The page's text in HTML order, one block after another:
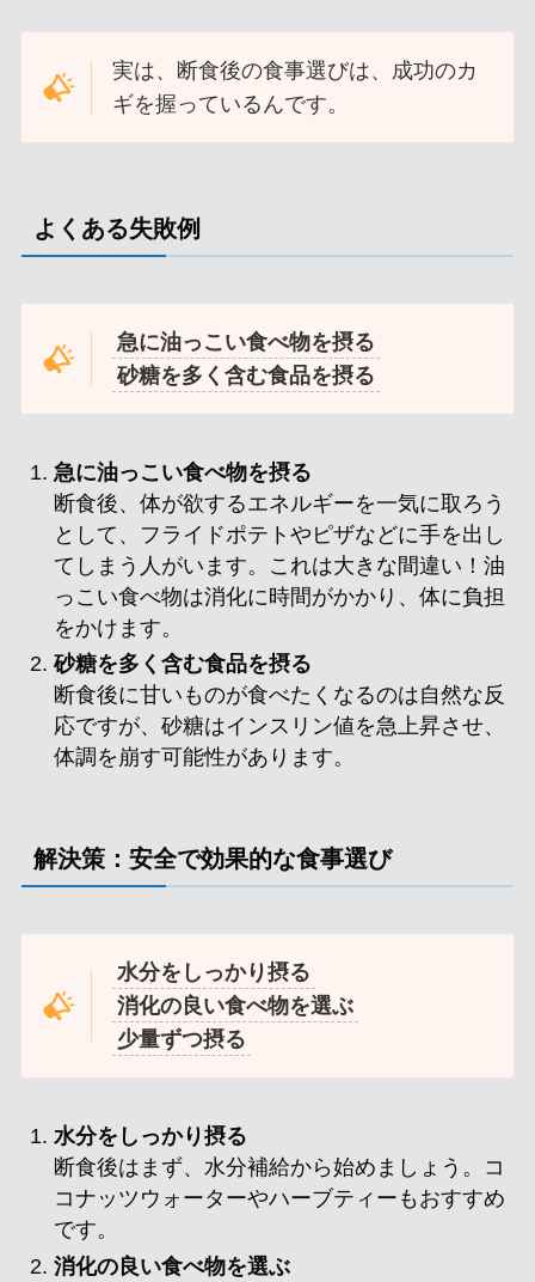
実は、断食後の食事選びは、成功のカ
ギを握っているんです。
よくある失敗例
急に油っこい食べ物を摂る
砂糖を多く含む食品を摂る
急に油っこい食べ物を摂る
断食後、体が欲するエネルギーを一気に取ろう
として、フライドポテトやピザなどに手を出し
てしまう人がいます。これは大きな間違い！油
っこい食べ物は消化に時間がかかり、体に負担
をかけます。
砂糖を多く含む食品を摂る
断食後に甘いものが食べたくなるのは自然な反
応ですが、砂糖はインスリン値を急上昇させ、
体調を崩す可能性があります。
解決策：安全で効果的な食事選び
水分をしっかり摂る
消化の良い食べ物を選ぶ
少量ずつ摂る
水分をしっかり摂る
断食後はまず、水分補給から始めましょう。コ
コナッツウォーターやハーブティーもおすすめ
です。
消化の良い食べ物を選ぶ